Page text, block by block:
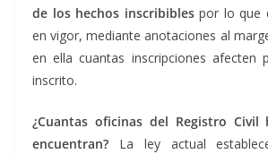
de los hechos inscribiblespor lo que
en vigor, mediante anotaciones al
en ella cuantas inscripciones afecten
inscrito.
¿Cuantas oficinas del Registro
encuentran? La ley actual